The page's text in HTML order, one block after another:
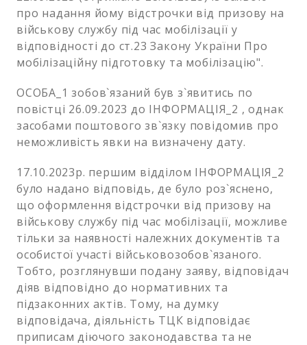
про надання йому відстрочки від призову на
військову службу під час мобілізації у
відповідності до ст.23 Закону України Про
мобілізаційну підготовку та мобілізацію".
ОСОБА_1 зобов`язаний був з`явитись по
повістці 26.09.2023 до ІНФОРМАЦІЯ_2 , однак
засобами поштового зв`язку повідомив про
неможливість явки на визначену дату.
17.10.2023р. першим відділом ІНФОРМАЦІЯ_2
було надано відповідь, де було роз`яснено,
що оформлення відстрочки від призову на
військову службу під час мобілізації, можливе
тільки за наявності належних документів та
особистої участі військовозобов`язаного.
Тобто, розглянувши подану заяву, відповідач
діяв відповідно до нормативних та
підзаконних актів. Тому, на думку
відповідача, діяльність ТЦК відповідає
приписам діючого законодавства та не